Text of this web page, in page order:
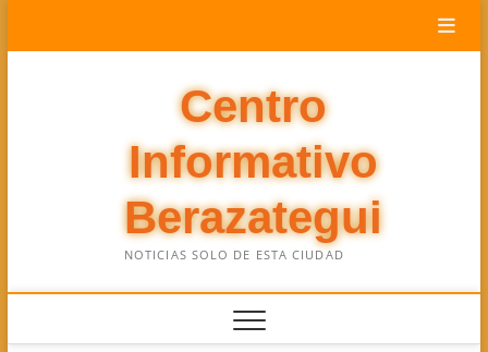
Centro
Informativo
Berazategui
NOTICIAS SOLO DE ESTA CIUDAD